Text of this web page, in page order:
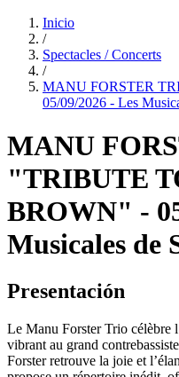
Inicio
/
Spectacles / Concerts
/
MANU FORSTER
05/09/2026 - Les
MANU
"TRIBUTE
BROWN" -
Musicales de
Presentación
Le Manu Forster Trio célèbre
vibrant au grand
Forster retrouve la joie et